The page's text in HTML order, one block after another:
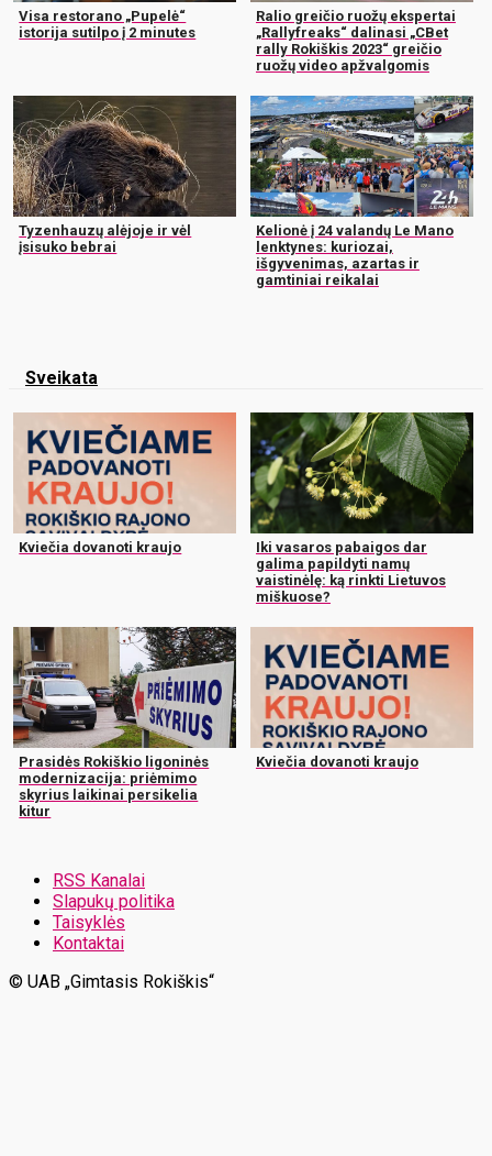
Visa restorano „Pupelė“
istorija sutilpo į 2 minutes
Ralio greičio ruožų ekspertai
„Rallyfreaks“ dalinasi „CBet
rally Rokiškis 2023“ greičio
ruožų video apžvalgomis
Tyzenhauzų alėjoje ir vėl
įsisuko bebrai
Kelionė į 24 valandų Le Mano
lenktynes: kuriozai,
išgyvenimas, azartas ir
gamtiniai reikalai
Sveikata
Kviečia dovanoti kraujo
Iki vasaros pabaigos dar
galima papildyti namų
vaistinėlę: ką rinkti Lietuvos
miškuose?
Prasidės Rokiškio ligoninės
modernizacija: priėmimo
skyrius laikinai persikelia
kitur
Kviečia dovanoti kraujo
RSS Kanalai
Slapukų politika
Taisyklės
Kontaktai
© UAB „Gimtasis Rokiškis“